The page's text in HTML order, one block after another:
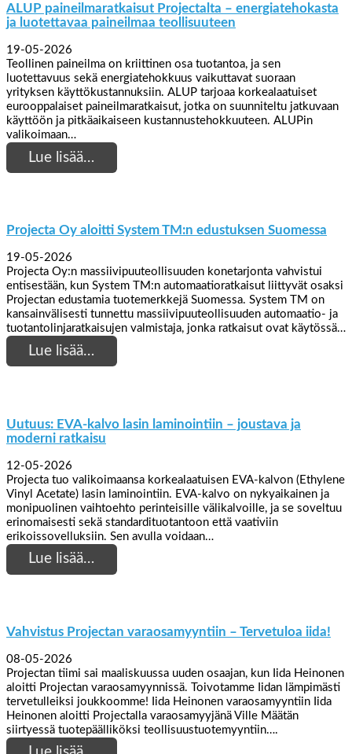
ALUP paineilmaratkaisut Projectalta – energiatehokasta
ja luotettavaa paineilmaa teollisuuteen
19-05-2026
Teollinen paineilma on kriittinen osa tuotantoa, ja sen
luotettavuus sekä energiatehokkuus vaikuttavat suoraan
yrityksen käyttökustannuksiin. ALUP tarjoaa korkealaatuiset
eurooppalaiset paineilmaratkaisut, jotka on suunniteltu jatkuvaan
käyttöön ja pitkäaikaiseen kustannustehokkuuteen. ALUPin
valikoimaan…
Lue lisää…
Projecta Oy aloitti System TM:n edustuksen Suomessa
19-05-2026
Projecta Oy:n massiivipuuteollisuuden konetarjonta vahvistui
entisestään, kun System TM:n automaatioratkaisut liittyvät osaksi
Projectan edustamia tuotemerkkejä Suomessa. System TM on
kansainvälisesti tunnettu massiivipuuteollisuuden automaatio- ja
tuotantolinjaratkaisujen valmistaja, jonka ratkaisut ovat käytössä…
Lue lisää…
Uutuus: EVA-kalvo lasin laminointiin – joustava ja
moderni ratkaisu
12-05-2026
Projecta tuo valikoimaansa korkealaatuisen EVA-kalvon (Ethylene
Vinyl Acetate) lasin laminointiin. EVA-kalvo on nykyaikainen ja
monipuolinen vaihtoehto perinteisille välikalvoille, ja se soveltuu
erinomaisesti sekä standardituotantoon että vaativiin
erikoissovelluksiin. Sen avulla voidaan…
Lue lisää…
Vahvistus Projectan varaosamyyntiin – Tervetuloa iida!
08-05-2026
Projectan tiimi sai maaliskuussa uuden osaajan, kun Iida Heinonen
aloitti Projectan varaosamyynnissä. Toivotamme Iidan lämpimästi
tervetulleiksi joukkoomme! Iida Heinonen varaosamyyntiin Iida
Heinonen aloitti Projectalla varaosamyyjänä Ville Määtän
siirtyessä tuotepäälliköksi teollisuustuotemyyntiin….